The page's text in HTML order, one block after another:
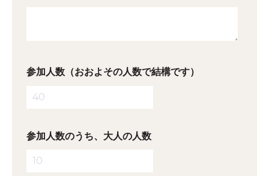
参加人数（おおよその人数で結構です）
参加人数のうち、大人の人数